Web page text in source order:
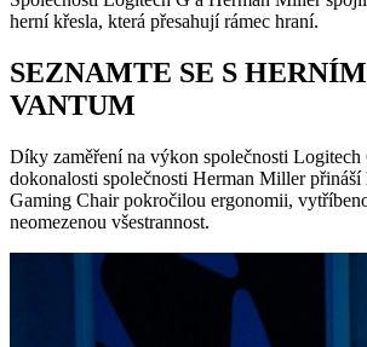
herní křesla, která přesahují rámec hraní.
SEZNAMTE SE S
VANTUM
Díky zaměření na výkon společnosti Logitech
dokonalosti společnosti Herman Miller přináší
Gaming Chair pokročilou ergonomii,
neomezenou všestrannost.